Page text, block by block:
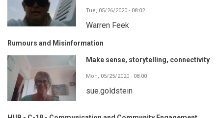
Tue, 05/26/2020 - 08:02
Warren Feek
Rumours and Misinformation
Make sense, storytelling, connectivity
Mon, 05/25/2020 - 08:00
sue.goldstein